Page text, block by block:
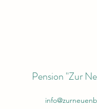
Pension "Zur